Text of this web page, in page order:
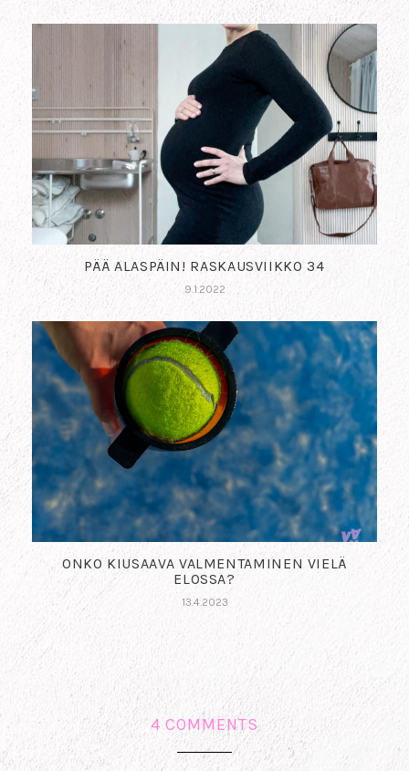
PÄÄ ALASPÄIN! RASKAUSVIIKKO 34
9.1.2022
ONKO KIUSAAVA VALMENTAMINEN VIELÄ
ELOSSA?
13.4.2023
4 COMMENTS